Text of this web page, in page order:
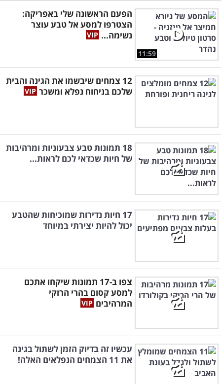
11:59
הפעם הראשונה שלי באפריקה:
הצטרפו למסע אל טבע עוצר
נשימה...
12 צמחים שיבשמו את הגינה והבית
שלכם בניחוח נפלא ומשכר
18 תמונות טבע צבעוניות ומרהיבות
של חיות שכדאי לכם לראות...
17 חיות נדירות שמוכיחות שהטבע
יכול להיות יצירתי במיוחד
צפו ב-17 תמונות שיקחו אתכם
למסע קסום בהרי הרוקי
המרהיבים
עכשיו זה בדיוק הזמן לשתול בגינה
את 11 הצמחים הנפלאים האלה!